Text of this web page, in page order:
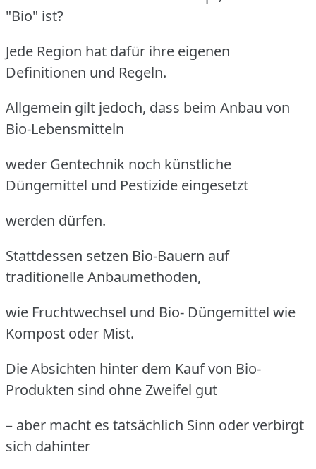
"Bio" ist?
Jede Region hat dafür ihre eigenen
Definitionen und Regeln.
Allgemein gilt jedoch, dass beim Anbau von
Bio-Lebensmitteln
weder Gentechnik noch künstliche
Düngemittel und Pestizide eingesetzt
werden dürfen.
Stattdessen setzen Bio-Bauern auf
traditionelle Anbaumethoden,
wie Fruchtwechsel und Bio- Düngemittel wie
Kompost oder Mist.
Die Absichten hinter dem Kauf von Bio-
Produkten sind ohne Zweifel gut
– aber macht es tatsächlich Sinn oder verbirgt
sich dahinter